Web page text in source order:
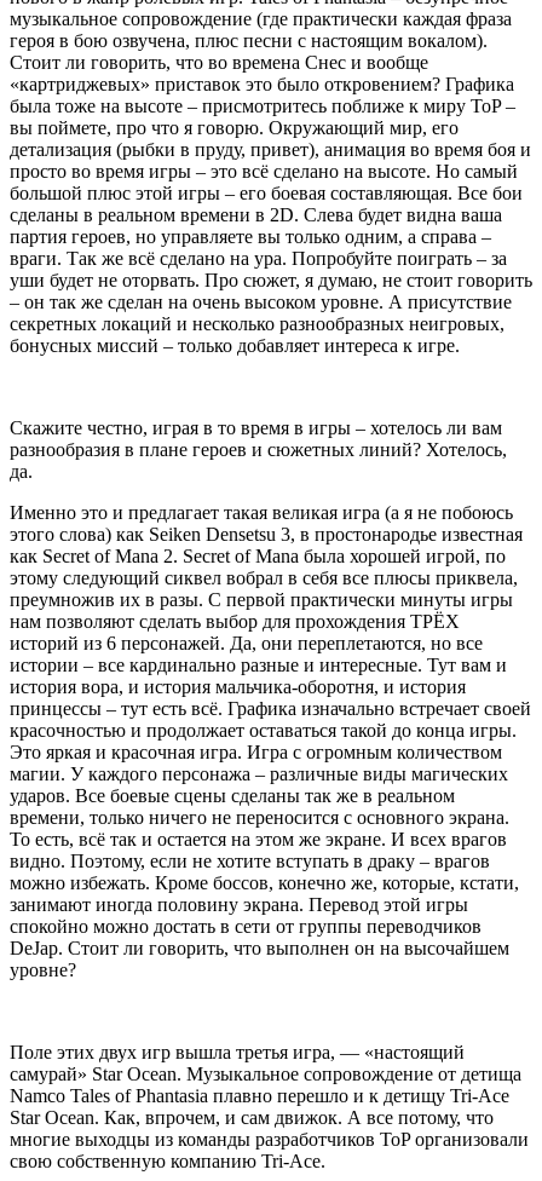
музыкальное сопровождение (где практически каждая фраза
героя в бою озвучена, плюс песни с настоящим вокалом).
Стоит ли говорить, что во времена Снес и вообще
«картриджевых» приставок это было откровением? Графика
была тоже на высоте – присмотритесь поближе к миру ToP –
вы поймете, про что я говорю. Окружающий мир, его
детализация (рыбки в пруду, привет), анимация во время боя и
просто во время игры – это всё сделано на высоте. Но самый
большой плюс этой игры – его боевая составляющая. Все бои
сделаны в реальном времени в 2D. Слева будет видна ваша
партия героев, но управляете вы только одним, а справа –
враги. Так же всё сделано на ура. Попробуйте поиграть – за
уши будет не оторвать. Про сюжет, я думаю, не стоит говорить
– он так же сделан на очень высоком уровне. А присутствие
секретных локаций и несколько разнообразных неигровых,
бонусных миссий – только добавляет интереса к игре.
Скажите честно, играя в то время в игры – хотелось ли вам
разнообразия в плане героев и сюжетных линий? Хотелось,
да.
Именно это и предлагает такая великая игра (а я не побоюсь
этого слова) как Seiken Densetsu 3, в простонародье известная
как Secret of Mana 2. Secret of Mana была хорошей игрой, по
этому следующий сиквел вобрал в себя все плюсы приквела,
преумножив их в разы. С первой практически минуты игры
нам позволяют сделать выбор для прохождения ТРЁХ
историй из 6 персонажей. Да, они переплетаются, но все
истории – все кардинально разные и интересные. Тут вам и
история вора, и история мальчика-оборотня, и история
принцессы – тут есть всё. Графика изначально встречает своей
красочностью и продолжает оставаться такой до конца игры.
Это яркая и красочная игра. Игра с огромным количеством
магии. У каждого персонажа – различные виды магических
ударов. Все боевые сцены сделаны так же в реальном
времени, только ничего не переносится с основного экрана.
То есть, всё так и остается на этом же экране. И всех врагов
видно. Поэтому, если не хотите вступать в драку – врагов
можно избежать. Кроме боссов, конечно же, которые, кстати,
занимают иногда половину экрана. Перевод этой игры
спокойно можно достать в сети от группы переводчиков
DeJap. Стоит ли говорить, что выполнен он на высочайшем
уровне?
Поле этих двух игр вышла третья игра, — «настоящий
самурай» Star Ocean. Музыкальное сопровождение от детища
Namco Tales of Phantasia плавно перешло и к детищу Tri-Ace
Star Ocean. Как, впрочем, и сам движок. А все потому, что
многие выходцы из команды разработчиков ToP организовали
свою собственную компанию Tri-Ace.